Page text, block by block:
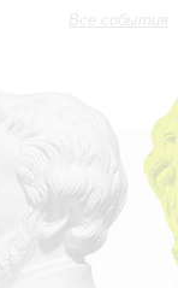
Все события